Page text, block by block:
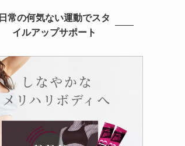
日常の何気ない運動でスタ
イルアップサポート